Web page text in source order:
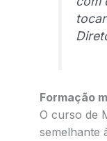
Formação
O curso de
semelhante